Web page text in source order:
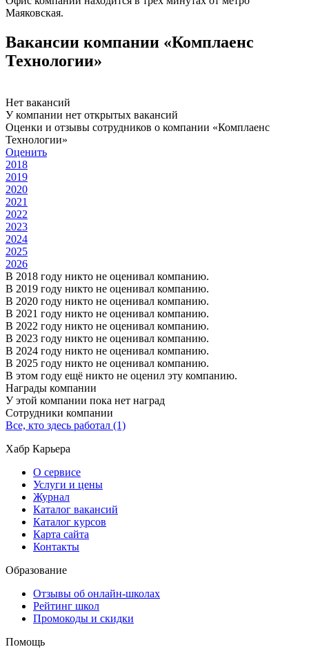
Маяковская.
Вакансии компании «Комплаенс
Технологии»
Нет вакансий
У компании нет открытых вакансий
Оценки и отзывы сотрудников о компании «Комплаенс
Технологии»
Оценить
2018
2019
2020
2021
2022
2023
2024
2025
2026
В 2018 году никто не оценивал компанию.
В 2019 году никто не оценивал компанию.
В 2020 году никто не оценивал компанию.
В 2021 году никто не оценивал компанию.
В 2022 году никто не оценивал компанию.
В 2023 году никто не оценивал компанию.
В 2024 году никто не оценивал компанию.
В 2025 году никто не оценивал компанию.
В этом году ещё никто не оценил эту компанию.
Награды компании
У этой компании пока нет наград
Сотрудники компании
Все, кто здесь работал (1)
Хабр Карьера
О сервисе
Услуги и цены
Журнал
Каталог вакансий
Каталог курсов
Карта сайта
Контакты
Образование
Отзывы об онлайн-школах
Рейтинг школ
Промокоды и скидки
Помощь